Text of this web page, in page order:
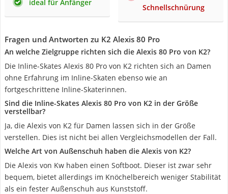
ideal für Anfänger
Schnellschnürung
Fragen und Antworten zu K2 Alexis 80 Pro
An welche Zielgruppe richten sich die Alexis 80 Pro von K2?
Die Inline-Skates Alexis 80 Pro von K2 richten sich an Damen
ohne Erfahrung im Inline-Skaten ebenso wie an
fortgeschrittene Inline-Skaterinnen.
Sind die Inline-Skates Alexis 80 Pro von K2 in der Größe
verstellbar?
Ja, die Alexis von K2 für Damen lassen sich in der Größe
verstellen. Dies ist nicht bei allen Vergleichsmodellen der Fall.
Welche Art von Außenschuh haben die Alexis von K2?
Die Alexis von Kw haben einen Softboot. Dieser ist zwar sehr
bequem, bietet allerdings im Knöchelbereich weniger Stabilität
als ein fester Außenschuh aus Kunststoff.